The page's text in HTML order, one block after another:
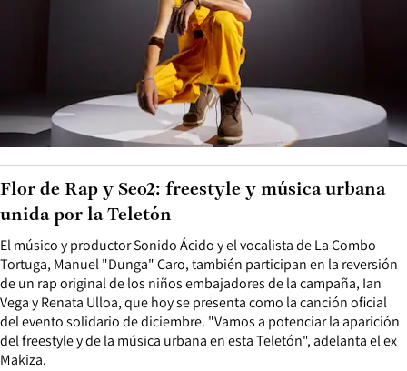
El músico y productor Sonido Ácido y el vocalista de La Combo
Tortuga, Manuel "Dunga" Caro, también participan en la reversión
de un rap original de los niños embajadores de la campaña, Ian
Vega y Renata Ulloa, que hoy se presenta como la canción oficial
del evento solidario de diciembre. "Vamos a potenciar la aparición
del freestyle y de la música urbana en esta Teletón", adelanta el ex
Makiza.
Flor de Rap y Seo2: freestyle y música urbana
unida por la Teletón